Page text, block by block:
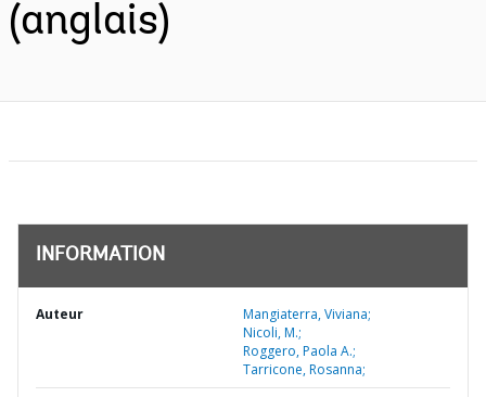
(anglais)
INFORMATION
Auteur
Mangiaterra, Viviana;
Nicoli, M.;
Roggero, Paola A.;
Tarricone, Rosanna;